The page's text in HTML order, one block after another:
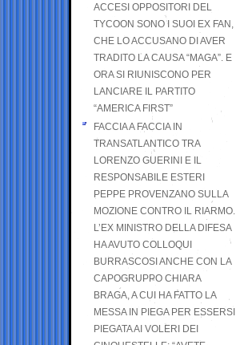
ACCESI OPPOSITORI DEL
TYCOON SONO I SUOI EX FAN,
CHE LO ACCUSANO DI AVER
TRADITO LA CAUSA “MAGA”. E
ORA SI RIUNISCONO PER
LANCIARE IL PARTITO
“AMERICA FIRST”
FACCIA A FACCIA IN
TRANSATLANTICO TRA
LORENZO GUERINI E IL
RESPONSABILE ESTERI
PEPPE PROVENZANO SULLA
MOZIONE CONTRO IL RIARMO.
L’EX MINISTRO DELLA DIFESA
HA AVUTO COLLOQUI
BURRASCOSI ANCHE CON LA
CAPOGRUPPO CHIARA
BRAGA, A CUI HA FATTO LA
MESSA IN PIEGA PER ESSERSI
PIEGATA AI VOLERI DEI